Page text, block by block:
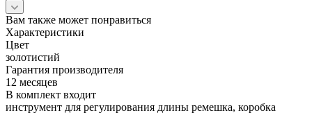
Вам также может понравиться
Характеристики
Цвет
золотистий
Гарантия производителя
12 месяцев
В комплект входит
инструмент для регулирования длины ремешка, коробка